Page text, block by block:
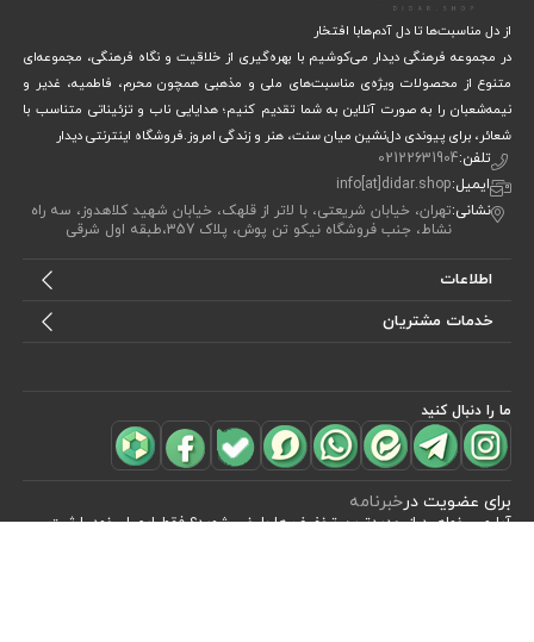
از دل مناسبت‌ها تا دل آدم‌هابا افتخار
در مجموعه فرهنگی دیدار می‌کوشیم با بهره‌گیری از خلاقیت و نگاه فرهنگی، مجموعه‌ای
متنوع از محصولات ویژه‌ی مناسبت‌های ملی و مذهبی همچون محرم، فاطمیه، غدیر و
نیمه‌شعبان را به صورت آنلاین به شما تقدیم کنیم؛ هدایایی ناب و تزئیناتی متناسب با
شعائر، برای پیوندی دل‌نشین میان سنت، هنر و زندگی امروز.فروشگاه اینترنتی دیدار
تلفن:02122631904
ایمیل:info[at]didar.shop
نشانی:تهران، خیابان شریعتی، با لاتر از قلهک، خیابان شهید کلاهدوز، سه راه
نشاط، جنب فروشگاه نیکو تن پوش، پلاک 357،طبقه اول شرقی
اطلاعات
خدمات مشتریان
ما را دنبال کنید
برای عضویت درخبرنامه
آیا می خواهید از جدید‌ترین تخفیف‌ ها با‌ خبر شوید؟ فقط ایمیل خود را ثبت